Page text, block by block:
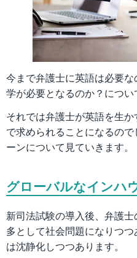
今まで弁護士に英語は必要
学が必要となるのか？につい
それでは弁護士が英語を生
で求められることになるの
ーンについて見ていきます。
グローバルなインハ
新司法試験の導入後、弁護
多として社会問題になりつ
は沈静化しつつあります。